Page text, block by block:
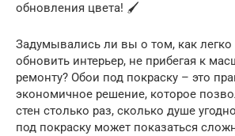
обновления цвета! 🖌️
Задумывались ли вы о том, как легко
обновить интерьер, не прибегая к
ремонту? Обои под покраску – это
экономичное решение, которое
стен столько раз, сколько душе
под покраску может показаться